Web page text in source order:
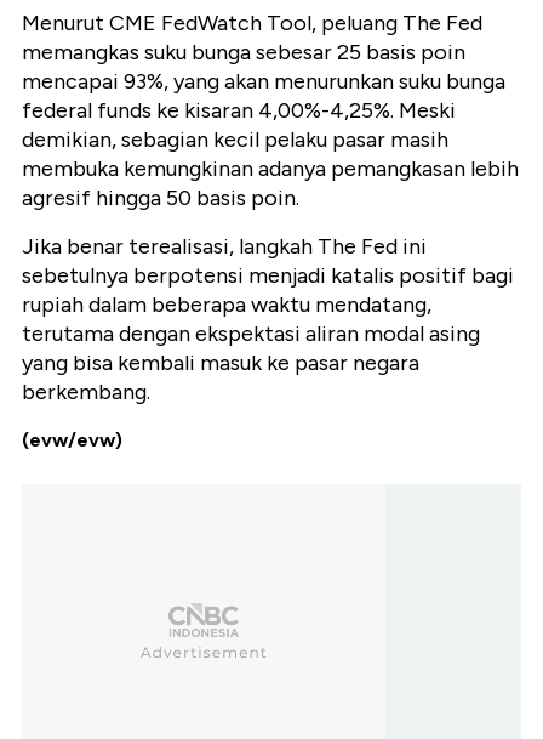
Menurut CME FedWatch Tool, peluang The Fed
memangkas suku bunga sebesar 25 basis poin
mencapai 93%, yang akan menurunkan suku bunga
federal funds ke kisaran 4,00%-4,25%. Meski
demikian, sebagian kecil pelaku pasar masih
membuka kemungkinan adanya pemangkasan lebih
agresif hingga 50 basis poin.
Jika benar terealisasi, langkah The Fed ini
sebetulnya berpotensi menjadi katalis positif bagi
rupiah dalam beberapa waktu mendatang,
terutama dengan ekspektasi aliran modal asing
yang bisa kembali masuk ke pasar negara
berkembang.
(evw/evw)